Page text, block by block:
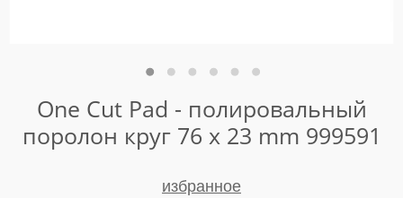
One Cut Pad - полировальный
поролон круг 76 x 23 mm 999591
избранное